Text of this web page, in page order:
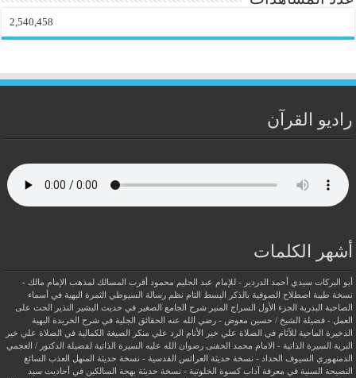
2,540,458
راديو القرآن
أشهر الكلمات
أبو البركات سيدي أحمد الدردير - للإمام عبد الحليم محمود
أقرب المسالك لمذهب الإمام مالك -
نسخة طيبة اصطلاح الصوفية بالذكر البسط التام نظم رسالة السيوطي
الثمرة البهية في أسماء
الصاحبة البدرية
الجزء الأول السراج المنير شرح الجامع الصغير في حديث البشير النذير
الحث على
العمل - فضيلة الشيخ / حسين معوض - رضي الله عنه
الحقائق الجلية في شرح الخريدة البهية
الذخيرة الماحية للآثام في الصلاة علي خير الأنام
الرد علي منكر الصيغة الكمالية في الصلاة علي خير
البرية
السيرة الذاتية - الامام محمد الحفنى رضوان الله عليه
السيرة الذاتية لفضيلة الدكتور / العجمي
الدمنهوري
السيوف الحداد - نسخة حديثة العرائس القدسية - نسخة حديثة
المنهل العذب السائغ
النصيحة السنية في معرفة آداب كسوة الخلوتية - نسخة حديثة بهجة السالكين في أحاديث سيد